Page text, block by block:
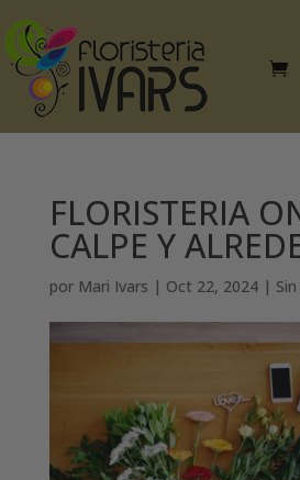
FLORISTERIA
CALPE Y
por Mari Ivars | Oct 22, 2024|